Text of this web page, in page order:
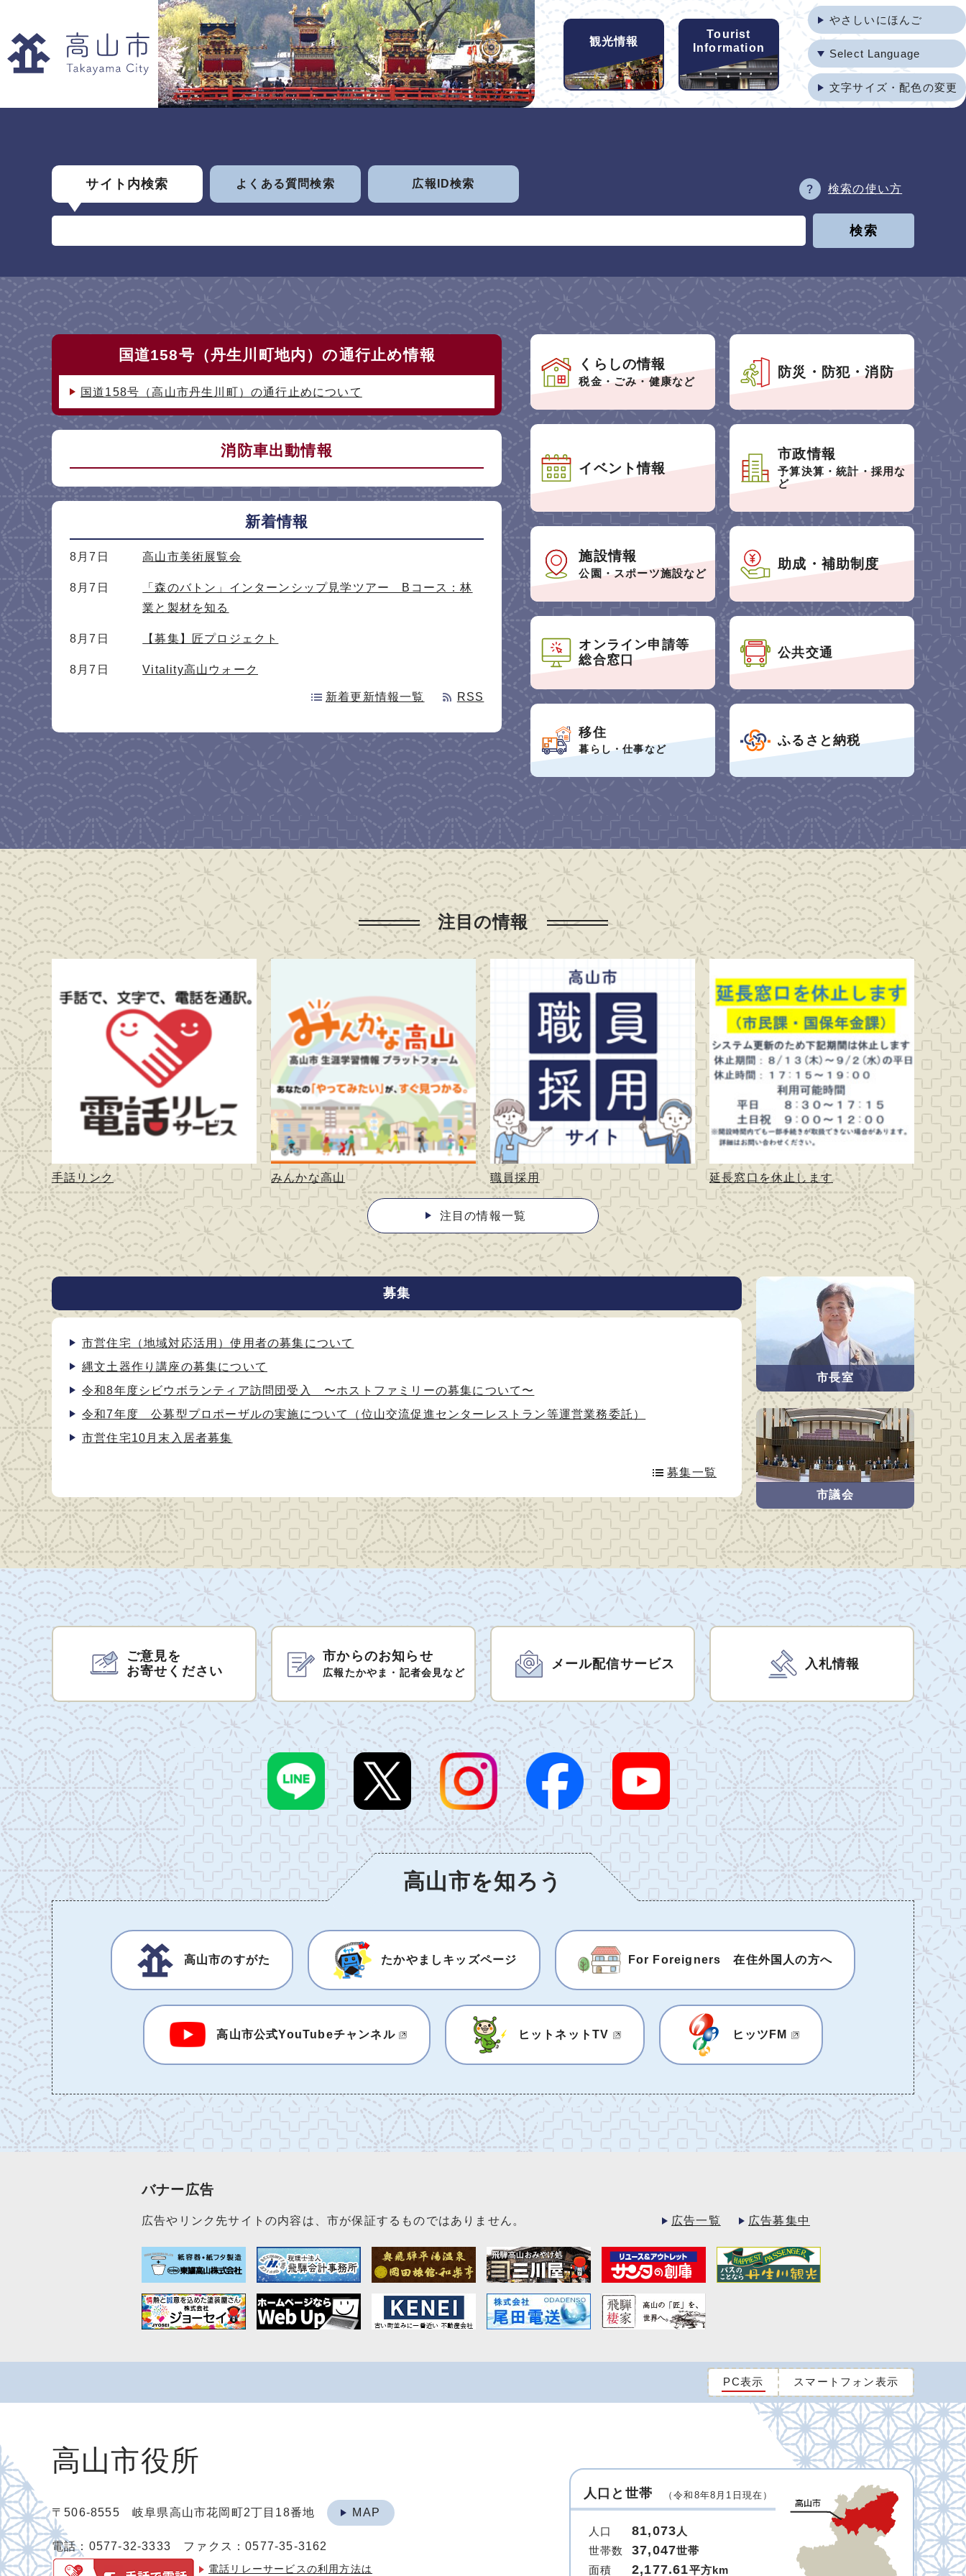
観光情報
Tourist
Information
やさしいにほんご
Select Language
文字サイズ・配色の変更
サイト内検索 よくある質問検索 広報ID検索 検索の使い方
国道158号（丹生川町地内）の通行止め情報
国道158号（高山市丹生川町）の通行止めについて
消防車出動情報
新着情報
8月7日 高山市美術展覧会
8月7日
「森のバトン」インターンシップ見学ツアー Bコース：林
業と製材を知る
8月7日 【募集】匠プロジェクト
8月7日 Vitality高山ウォーク
飛騨・高山合同企業説明会を開催します。
新着更新情報一覧 RSS
くらしの情報
税金・ごみ・健康など
防災・防犯・消防
イベント情報
市政情報
予算決算・統計・採用な
ど
施設情報
公園・スポーツ施設など
助成・補助制度
オンライン申請等
総合窓口
公共交通
移住
暮らし・仕事など
ふるさと納税
注目の情報
手話リンク みんかな高山 職員採用 延長窓口を休止します
注目の情報一覧
募集
市営住宅（地域対応活用）使用者の募集について
縄文土器作り講座の募集について
令和8年度シビウボランティア訪問団受入 〜ホストファミリーの募集について〜
令和7年度 公募型プロポーザルの実施について（位山交流促進センターレストラン等運営業務委託）
市営住宅10月末入居者募集
募集一覧
市長室
市議会
ご意見を
お寄せください
市からのお知らせ
広報たかやま・記者会見など
メール配信サービス 入札情報
高山市を知ろう
高山市のすがた たかやましキッズページ For Foreigners 在住外国人の方へ
高山市公式YouTubeチャンネル ヒットネットTV ヒッツFM
バナー広告
広告やリンク先サイトの内容は、市が保証するものではありません。 広告一覧 広告募集中
PC表示 スマートフォン表示
高山市役所
〒506-8555 岐阜県高山市花岡町2丁目18番地 MAP
電話：0577-32-3333 ファクス：0577-35-3162
電話リレーサービスの利用方法は
人口と世帯 （令和8年8月1日現在）
人口 81,073 人
世帯数
37,047世帯
面積
2,177.61平方km